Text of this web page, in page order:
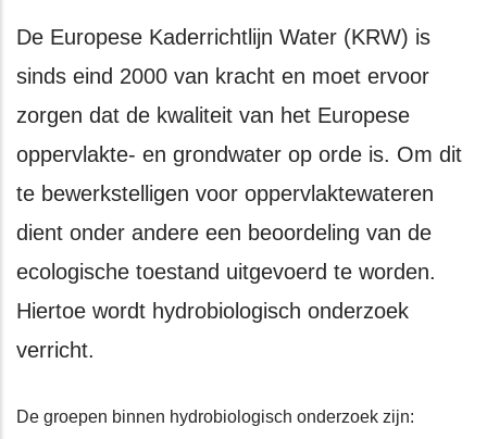
De Europese Kaderrichtlijn Water (KRW) is
sinds eind 2000 van kracht en moet ervoor
zorgen dat de kwaliteit van het Europese
oppervlakte- en grondwater op orde is. Om dit
te bewerkstelligen voor oppervlaktewateren
dient onder andere een beoordeling van de
ecologische toestand uitgevoerd te worden.
Hiertoe wordt hydrobiologisch onderzoek
verricht.
De groepen binnen hydrobiologisch onderzoek zijn: